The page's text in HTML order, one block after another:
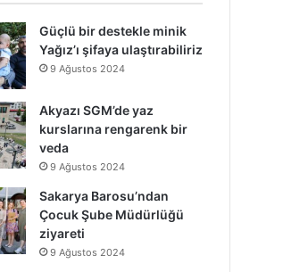
Güçlü bir destekle minik
Yağız’ı şifaya ulaştırabiliriz
9 Ağustos 2024
Akyazı SGM’de yaz
kurslarına rengarenk bir
veda
9 Ağustos 2024
Sakarya Barosu’ndan
Çocuk Şube Müdürlüğü
ziyareti
9 Ağustos 2024